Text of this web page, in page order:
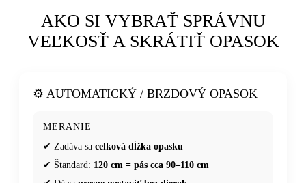
AKO SI VYBRAŤ SPRÁVNU
VEĽKOSŤ A SKRÁTIŤ OPASOK
⚙️ AUTOMATICKÝ / BRZDOVÝ OPASOK
MERANIE
✔ Zadáva sa celková dĺžka opasku
✔ Štandard: 120 cm = pás cca 90–110 cm